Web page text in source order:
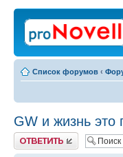
Список форумов ‹
GW и жизнь это
Ответить